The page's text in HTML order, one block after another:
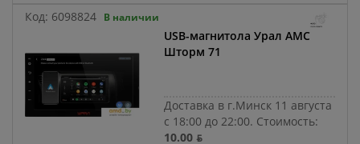
Код: 6098824 В наличии
USB-магнитола Урал АМС
Шторм 71
Доставка в г.Минск 11 августа
с 18:00 до 22:00. Стоимость:
10.00 ƃ